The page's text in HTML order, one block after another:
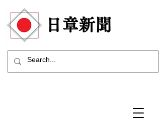
​日章新聞